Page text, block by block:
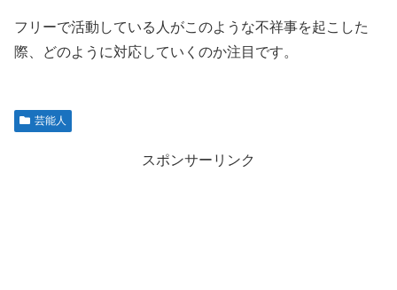
フリーで活動している人がこのような不祥事を起こした
際、どのように対応していくのか注目です。
芸能人
スポンサーリンク